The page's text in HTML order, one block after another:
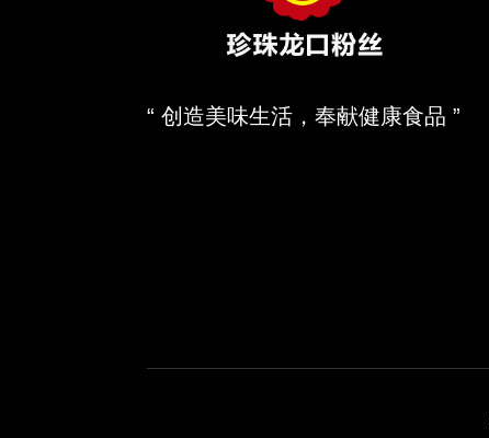
“ 创造美味生活，奉献健康食品 ”